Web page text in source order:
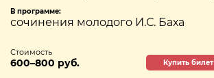
В программе:
сочинения молодого И.С. Баха
Стоимость
600–800 руб. Купить билет